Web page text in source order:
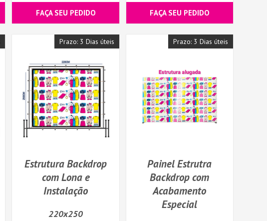
FAÇA SEU PEDIDO FAÇA SEU PEDIDO
Prazo: 3 Dias úteis
Estrutura Backdrop
com Lona e
Instalação
220x250
Prazo: 3 Dias úteis
Painel Estrutra
Backdrop com
Acabamento
Especial